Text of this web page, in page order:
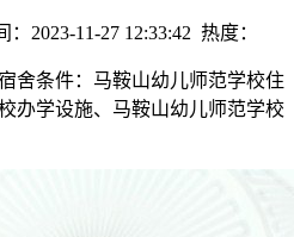
2023-11-27 12:33:42 热度：
舍条件：马鞍山幼儿师范学校住
办学设施、马鞍山幼儿师范学校